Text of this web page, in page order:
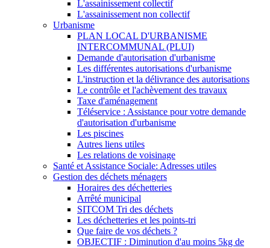
L'assainissement collectif
L'assainissement non collectif
Urbanisme
PLAN LOCAL D'URBANISME
INTERCOMMUNAL (PLUI)
Demande d'autorisation d'urbanisme
Les différentes autorisations d'urbanisme
L'instruction et la délivrance des autorisations
Le contrôle et l'achèvement des travaux
Taxe d'aménagement
Téléservice : Assistance pour votre demande
d'autorisation d'urbanisme
Les piscines
Autres liens utiles
Les relations de voisinage
Santé et Assistance Sociale: Adresses utiles
Gestion des déchets ménagers
Horaires des déchetteries
Arrêté municipal
SITCOM Tri des déchets
Les déchetteries et les points-tri
Que faire de vos déchets ?
OBJECTIF : Diminution d'au moins 5kg de